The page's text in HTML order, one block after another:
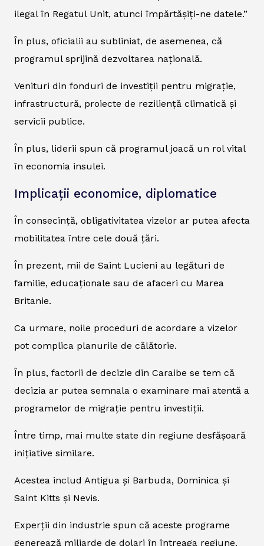
ilegal în Regatul Unit, atunci împărtășiți-ne datele.”
În plus, oficialii au subliniat, de asemenea, că
programul sprijină dezvoltarea națională.
Venituri din fonduri de investiții pentru migrație,
infrastructură, proiecte de reziliență climatică și
servicii publice.
În plus, liderii spun că programul joacă un rol vital
în economia insulei.
Implicații economice, diplomatice
În consecință, obligativitatea vizelor ar putea afecta
mobilitatea între cele două țări.
În prezent, mii de Saint Lucieni au legături de
familie, educaționale sau de afaceri cu Marea
Britanie.
Ca urmare, noile proceduri de acordare a vizelor
pot complica planurile de călătorie.
În plus, factorii de decizie din Caraibe se tem că
decizia ar putea semnala o examinare mai atentă a
programelor de migrație pentru investiții.
Între timp, mai multe state din regiune desfășoară
inițiative similare.
Acestea includ Antigua și Barbuda, Dominica și
Saint Kitts și Nevis.
Experții din industrie spun că aceste programe
generează miliarde de dolari în întreaga regiune.